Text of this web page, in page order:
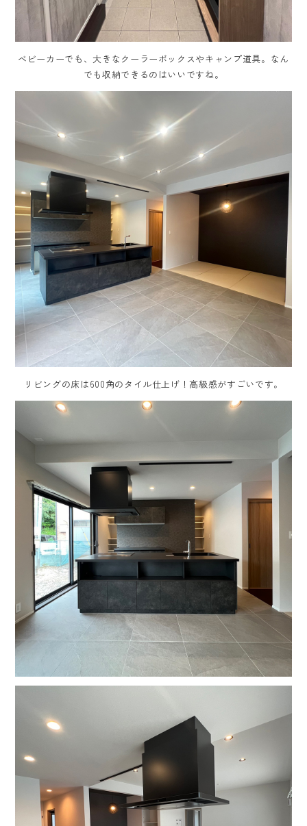
ベビーカーでも、大きなクーラーボックスやキャンプ道具。なん
でも収納できるのはいいですね。
リビングの床は600角のタイル仕上げ！高級感がすごいです。